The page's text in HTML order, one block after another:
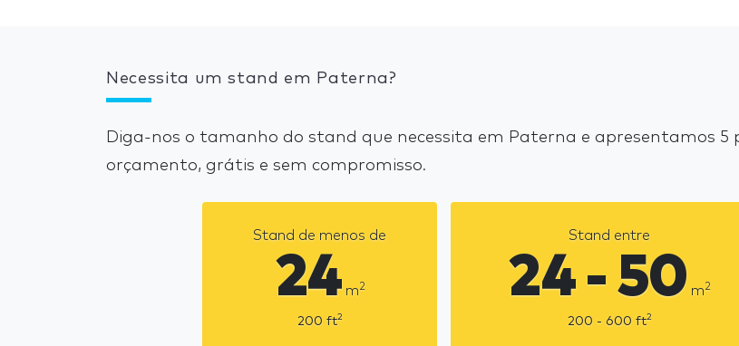
Necessita um stand em Paterna?
Diga-nos o tamanho do stand que necessita em Paterna e apresentamos 5
orçamento, grátis e sem compromisso.
Stand de menos de
24 m2
200 ft2
Stand entre
24 - 50 m2
200 - 600 ft2